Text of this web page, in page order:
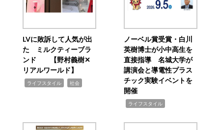
LVに敗訴して人気が出
た ミルクティーブラ
ンド 【野村義樹✕
リアルワールド】
ライフスタイル 社会
ノーベル賞受賞・白川
英樹博士が小中高生を
直接指導 名城大学が
講演会と導電性プラス
チック実験イベントを
開催
ライフスタイル